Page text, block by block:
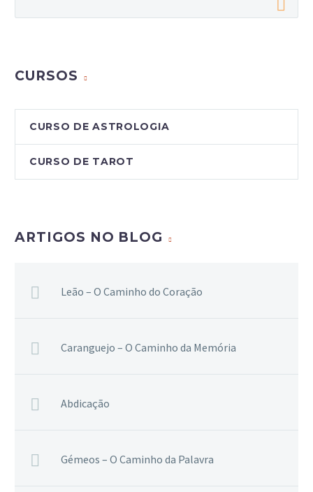
CURSOS
CURSO DE ASTROLOGIA
CURSO DE TAROT
ARTIGOS NO BLOG
Leão – O Caminho do Coração
Caranguejo – O Caminho da Memória
Abdicação
Gémeos – O Caminho da Palavra